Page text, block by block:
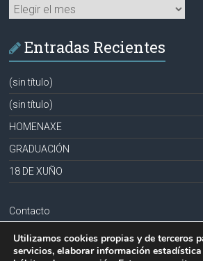
Archivos
Entradas Recientes
(sin título)
(sin título)
HOMENAXE
GRADUACIÓN
18 DE XUÑO
Contacto
Aviso legal
Política de privacidad
Utilizamos cookies propias y de terceros
servicios, elaborar información